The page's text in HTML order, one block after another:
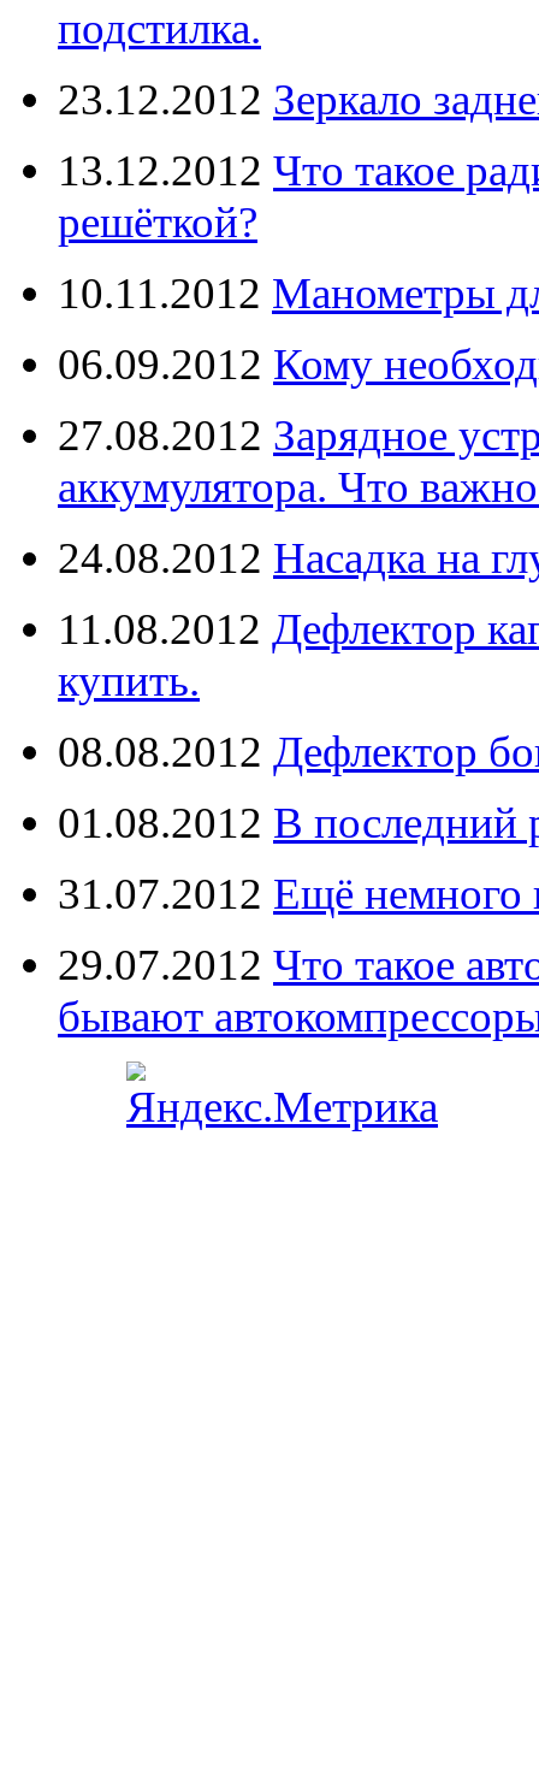
подстилка.
23.12.2012 Зеркало
13.12.2012 Что такое
решёткой?
10.11.2012 Манометры
06.09.2012 Кому
27.08.2012 Зарядное
аккумулятора. Что
24.08.2012 Насадка на
11.08.2012 Дефлектор
купить.
08.08.2012 Дефлектор
01.08.2012 В последний
31.07.2012 Ещё немного
29.07.2012 Что такое
бывают